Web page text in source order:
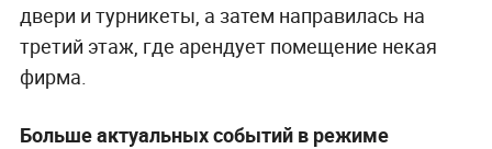
двери и турникеты, а затем направилась на
третий этаж, где арендует помещение некая
фирма.
Больше актуальных событий в режиме